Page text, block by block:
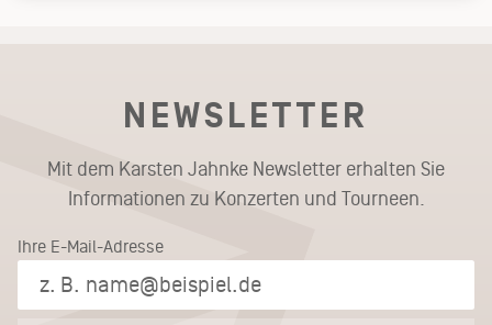
NEWSLETTER
Mit dem Karsten Jahnke Newsletter erhalten Sie
Informationen zu Konzerten und Tourneen.
Ihre E-Mail-Adresse